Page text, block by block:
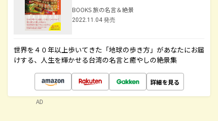
BOOKS 旅の名言＆絶景
2022.11.04 発売
世界を４０年以上歩いてきた「地球の歩き方」があなたにお届
けする、人生を輝かせる台湾の名言と癒やしの絶景集
詳細を見る
AD